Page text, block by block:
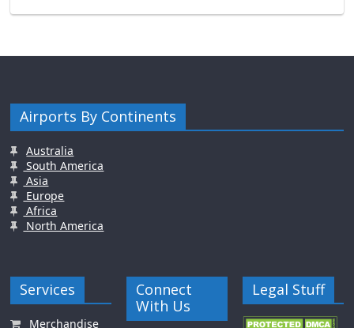
Airports By Continents
Australia
South America
Asia
Europe
Africa
North America
Services
Merchandise
Connect
With Us
Legal Stuff